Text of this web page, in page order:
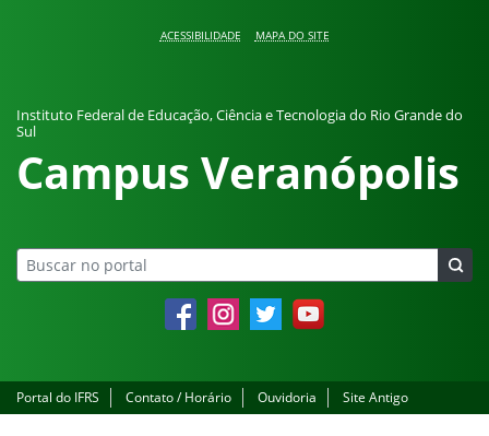
ACESSIBILIDADE MAPA DO SITE
Instituto Federal de Educação, Ciência e Tecnologia do Rio Grande do
Sul
Campus Veranópolis
FacebookInstagramTwitter YouTube
Portal do IFRS Contato / Horário Ouvidoria Site Antigo